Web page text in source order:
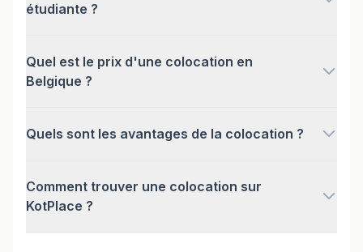
étudiante ?
Quel est le prix d'une colocation en
Belgique ?
Quels sont les avantages de la colocation ?
Comment trouver une colocation sur
KotPlace ?